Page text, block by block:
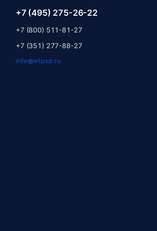
+7 (495) 275-26-22
+7 (800) 511-81-27
+7 (351) 277-88-27
info@etpsp.ru